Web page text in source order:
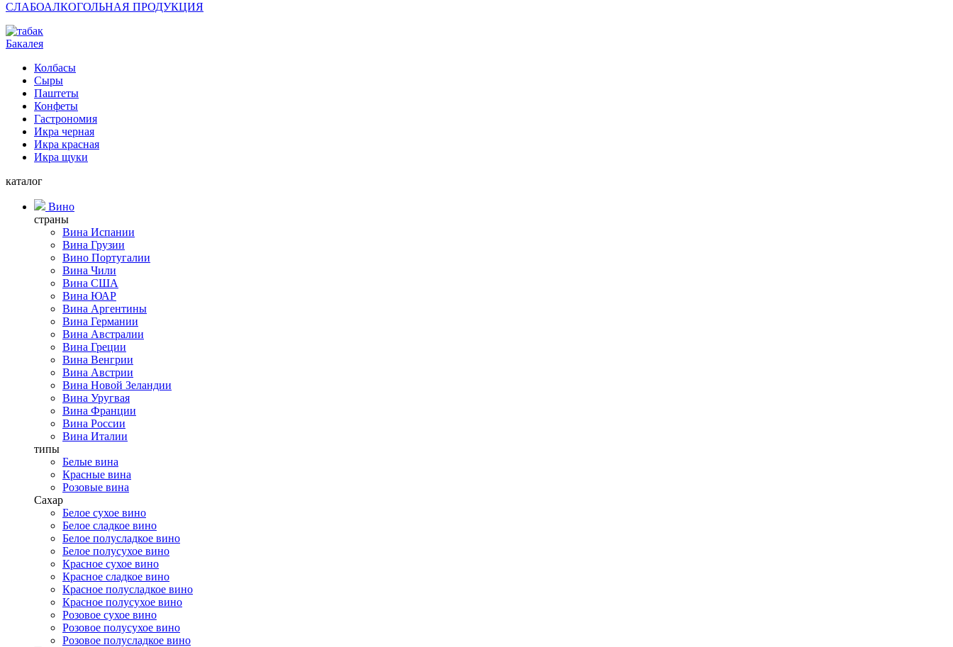
СЛАБОАЛКОГОЛЬНАЯ ПРОДУКЦИЯ
Бакалея
Колбасы
Сыры
Паштеты
Конфеты
Гастрономия
Икра черная
Икра красная
Икра щуки
каталог
Вино
страны
Вина Испании
Вина Грузии
Вино Португалии
Вина Чили
Вина США
Вина ЮАР
Вина Аргентины
Вина Германии
Вина Австралии
Вина Греции
Вина Венгрии
Вина Австрии
Вина Новой Зеландии
Вина Уругвая
Вина Франции
Вина России
Вина Италии
типы
Белые вина
Красные вина
Розовые вина
Сахар
Белое сухое вино
Белое сладкое вино
Белое полусладкое вино
Белое полусухое вино
Красное сухое вино
Красное сладкое вино
Красное полусладкое вино
Красное полусухое вино
Розовое сухое вино
Розовое полусухое вино
Розовое полусладкое вино